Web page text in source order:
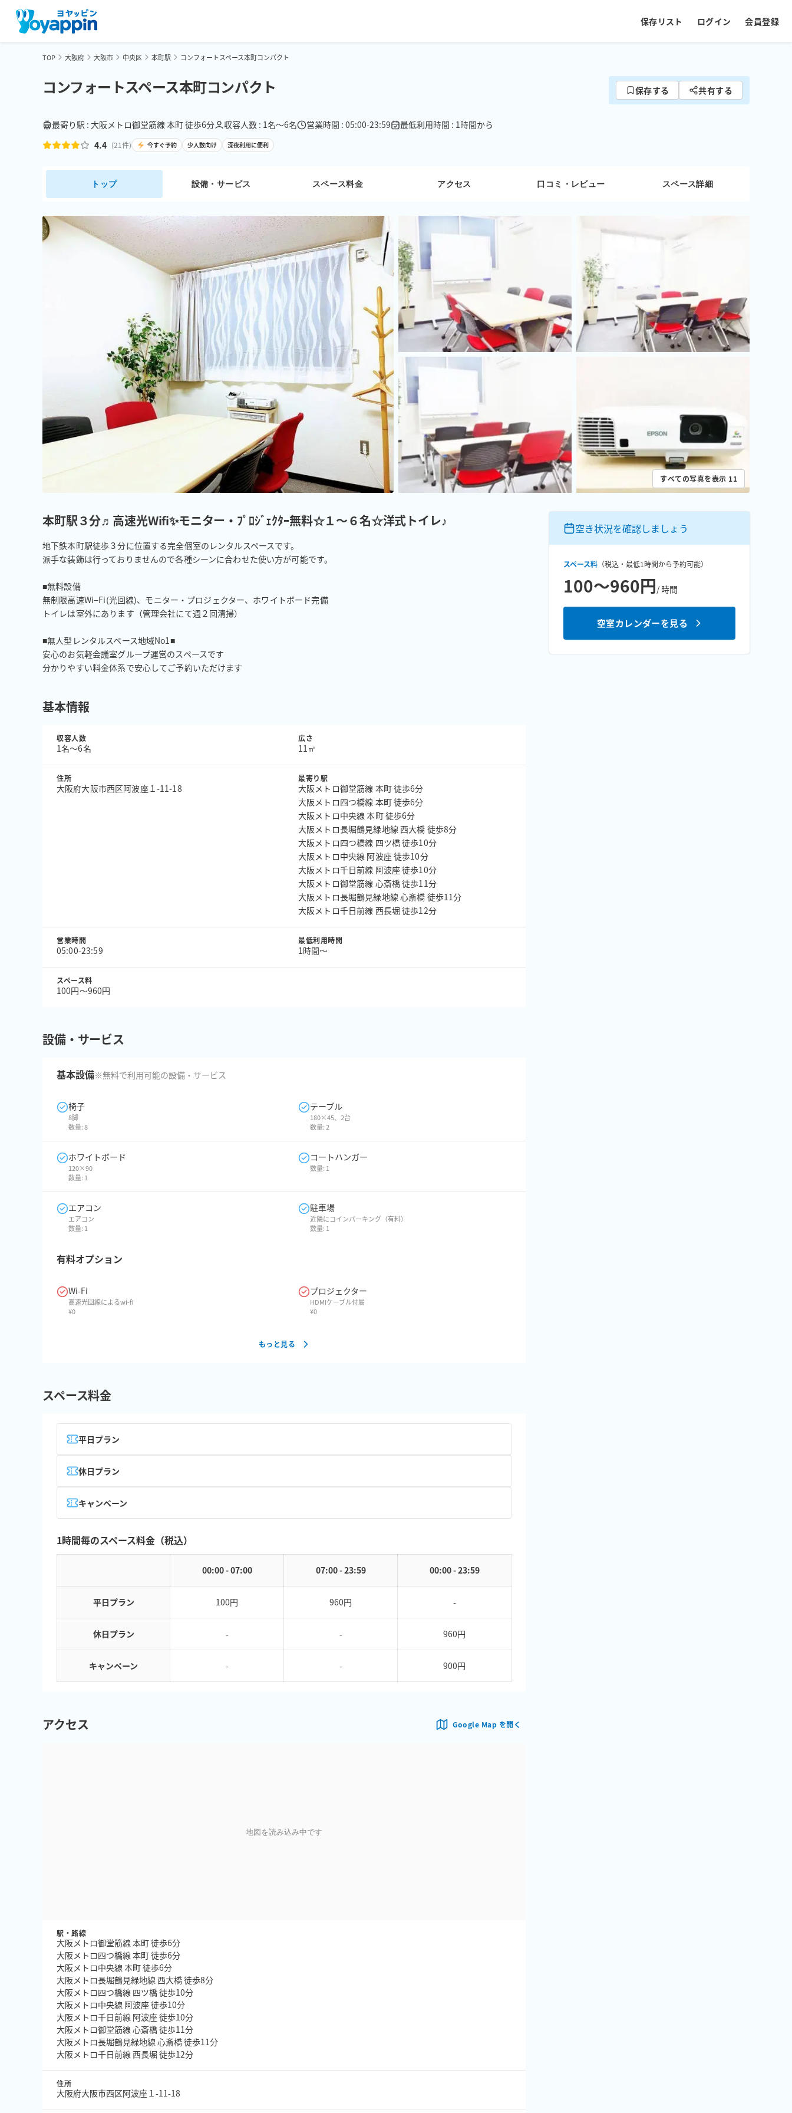
保存リスト ログイン 会員登録
TOP 大阪府 大阪市 中央区 本町駅 コンフォートスペース本町コンパクト
すべての写真を表示 11
コンフォートスペース本町コンパクト 保存する 共有する
最寄り駅 : 大阪メトロ御堂筋線 本町 徒歩6分 収容人数 : 1名〜6名 営業時間 : 05:00-23:59
最低利用時間 : 1時間から
4.4 (21件) 今すぐ予約 少人数向け 深夜利用に便利
トップ 設備・サービス スペース料金 アクセス 口コミ・レビュー スペース詳細
本町駅３分♬高速光Wifi✨モニター・ﾌﾟﾛｼﾞｪｸﾀｰ無料☆１～６名☆洋式トイレ♪
地下鉄本町駅徒歩３分に位置する完全個室のレンタルスペースです。
派手な装飾は行っておりませんので各種シーンに合わせた使い方が可能です。
■無料設備
無制限高速Wi−Fi(光回線)、モニター・プロジェクター、ホワイトボード完備
トイレは室外にあります（管理会社にて週２回清掃）
■無人型レンタルスペース地域No1■
安心のお気軽会議室グループ運営のスペースです
分かりやすい料金体系で安心してご予約いただけます
基本情報
収容人数
1名〜6名
広さ
11㎡
住所
大阪府大阪市西区阿波座１-11-18
最寄り駅
大阪メトロ御堂筋線 本町 徒歩6分
大阪メトロ四つ橋線 本町 徒歩6分
大阪メトロ中央線 本町 徒歩6分
大阪メトロ長堀鶴見緑地線 西大橋 徒歩8分
大阪メトロ四つ橋線 四ツ橋 徒歩10分
大阪メトロ中央線 阿波座 徒歩10分
大阪メトロ千日前線 阿波座 徒歩10分
大阪メトロ御堂筋線 心斎橋 徒歩11分
大阪メトロ長堀鶴見緑地線 心斎橋 徒歩11分
大阪メトロ千日前線 西長堀 徒歩12分
営業時間
05:00-23:59
最低利用時間
1時間〜
スペース料
100円〜960円
設備・サービス
基本設備※無料で利用可能の設備・サービス
椅子
8脚
数量:8
テーブル
180×45、2台
数量:2
ホワイトボード
120×90
数量: 1
コートハンガー
数量: 1
エアコン
エアコン
数量: 1
駐車場
近隣にコインパーキング（有料）
数量: 1
有料オプション
Wi-Fi
高速光回線によるwi-fi
¥0
プロジェクター
HDMIケーブル付属
¥0
もっと見る
スペース料金
平日プラン
休日プラン
キャンペーン
1時間毎のスペース料金（税込）
00:00 - 07:00 07:00 - 23:59 00:00 - 23:59
平日プラン 100円 960円 -
休日プラン - - 960円
キャンペーン - - 900円
アクセス Google Map を開く
地図を読み込み中です
駅・路線
大阪メトロ御堂筋線 本町 徒歩6分
大阪メトロ四つ橋線 本町 徒歩6分
大阪メトロ中央線 本町 徒歩6分
大阪メトロ長堀鶴見緑地線 西大橋 徒歩8分
大阪メトロ四つ橋線 四ツ橋 徒歩10分
大阪メトロ中央線 阿波座 徒歩10分
大阪メトロ千日前線 阿波座 徒歩10分
大阪メトロ御堂筋線 心斎橋 徒歩11分
大阪メトロ長堀鶴見緑地線 心斎橋 徒歩11分
大阪メトロ千日前線 西長堀 徒歩12分
住所
大阪府大阪市西区阿波座１-11-18
空き状況を確認しましょう
スペース料 （税込・最低1時間から予約可能）
100〜960円/ 時間
空室カレンダーを見る